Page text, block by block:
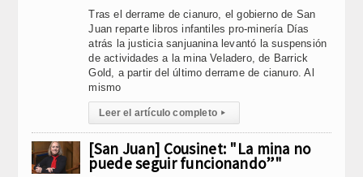
Tras el derrame de cianuro, el gobierno de San
Juan reparte libros infantiles pro-minería Días
atrás la justicia sanjuanina levantó la suspensión
de actividades a la mina Veladero, de Barrick
Gold, a partir del último derrame de cianuro. Al
mismo
Leer el artículo completo ▸
[San Juan] Cousinet: "La mina no
puede seguir funcionando”"